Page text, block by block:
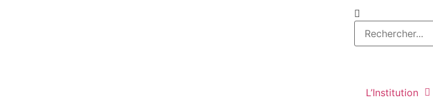
L’Institution